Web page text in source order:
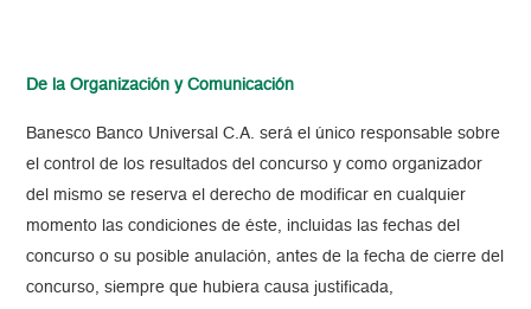
De la Organización y Comunicación
Banesco Banco Universal C.A. será el único responsable sobre
el control de los resultados del concurso y como organizador
del mismo se reserva el derecho de modificar en cualquier
momento las condiciones de éste, incluidas las fechas del
concurso o su posible anulación, antes de la fecha de cierre del
concurso, siempre que hubiera causa justificada,